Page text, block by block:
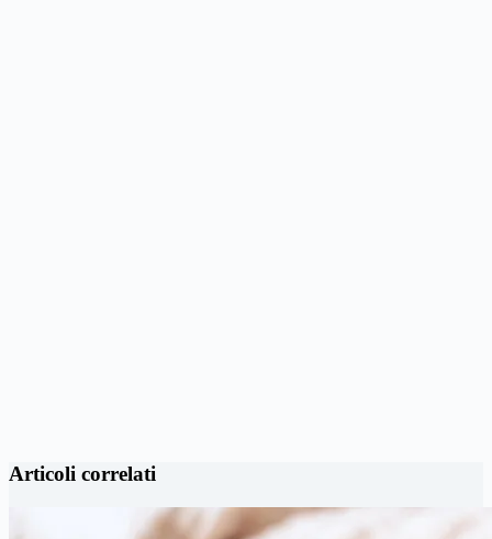
Articoli correlati